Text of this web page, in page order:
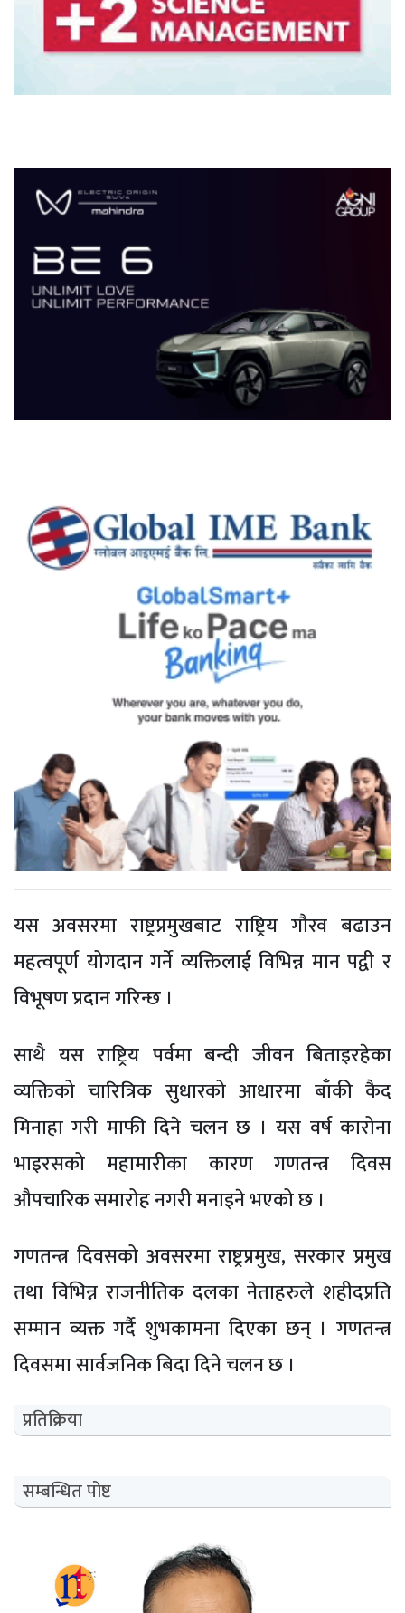
यस अवसरमा राष्ट्रप्रमुखबाट राष्ट्रिय गौरव बढाउन
महत्वपूर्ण योगदान गर्ने व्यक्तिलाई विभिन्न मान पद्वी र
विभूषण प्रदान गरिन्छ ।
साथै यस राष्ट्रिय पर्वमा बन्दी जीवन बिताइरहेका
व्यक्तिको चारित्रिक सुधारको आधारमा बाँकी कैद
मिनाहा गरी माफी दिने चलन छ । यस वर्ष कारोना
भाइरसको महामारीका कारण गणतन्त्र दिवस
औपचारिक समारोह नगरी मनाइने भएको छ ।
गणतन्त्र दिवसको अवसरमा राष्ट्रप्रमुख, सरकार प्रमुख
तथा विभिन्न राजनीतिक दलका नेताहरुले शहीदप्रति
सम्मान व्यक्त गर्दै शुभकामना दिएका छन् । गणतन्त्र
दिवसमा सार्वजनिक बिदा दिने चलन छ ।
प्रतिक्रिया
सम्बन्धित पोष्ट